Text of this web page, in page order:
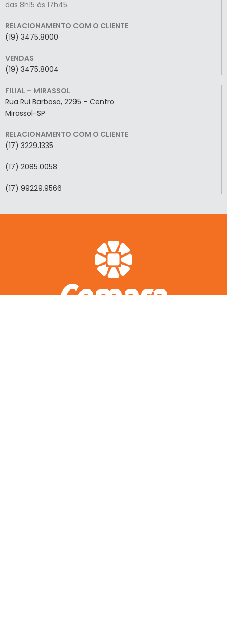
das 8h15 às 17h45.
RELACIONAMENTO COM O CLIENTE
(19) 3475.8000
VENDAS
(19) 3475.8004
FILIAL – MIRASSOL
Rua Rui Barbosa, 2295 – Centro
Mirassol-SP
RELACIONAMENTO COM O CLIENTE
(17) 3229.1335
(17) 2085.0058
(17) 99229.9566